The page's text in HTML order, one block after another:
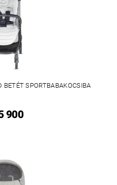
BETÉT SPORTBABAKOCSIBA
900